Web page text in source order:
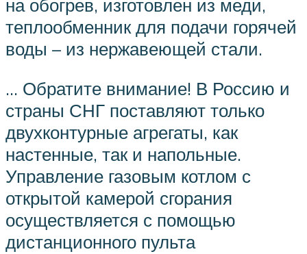
на обогрев, изготовлен из меди,
теплообменник для подачи горячей
воды – из нержавеющей стали.
… Обратите внимание! В Россию и
страны СНГ поставляют только
двухконтурные агрегаты, как
настенные, так и напольные.
Управление газовым котлом с
открытой камерой сгорания
осуществляется с помощью
дистанционного пульта